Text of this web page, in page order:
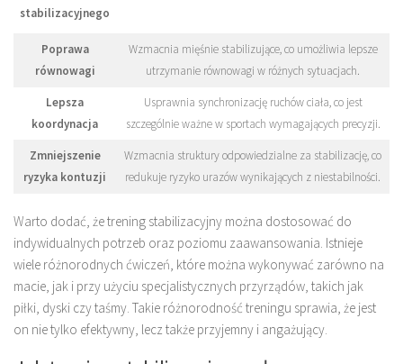
stabilizacyjnego
Poprawa
równowagi
Wzmacnia mięśnie stabilizujące, co umożliwia lepsze
utrzymanie równowagi w różnych sytuacjach.
Lepsza
koordynacja
Usprawnia synchronizację ruchów ciała, co jest
szczególnie ważne w sportach wymagających precyzji.
Zmniejszenie
ryzyka kontuzji
Wzmacnia struktury odpowiedzialne za stabilizację, co
redukuje ryzyko urazów wynikających z niestabilności.
Warto dodać, że trening stabilizacyjny można dostosować do
indywidualnych potrzeb oraz poziomu zaawansowania. Istnieje
wiele różnorodnych ćwiczeń, które można wykonywać zarówno na
macie, jak i przy użyciu specjalistycznych przyrządów, takich jak
piłki, dyski czy taśmy. Takie różnorodność treningu sprawia, że jest
on nie tylko efektywny, lecz także przyjemny i angażujący.